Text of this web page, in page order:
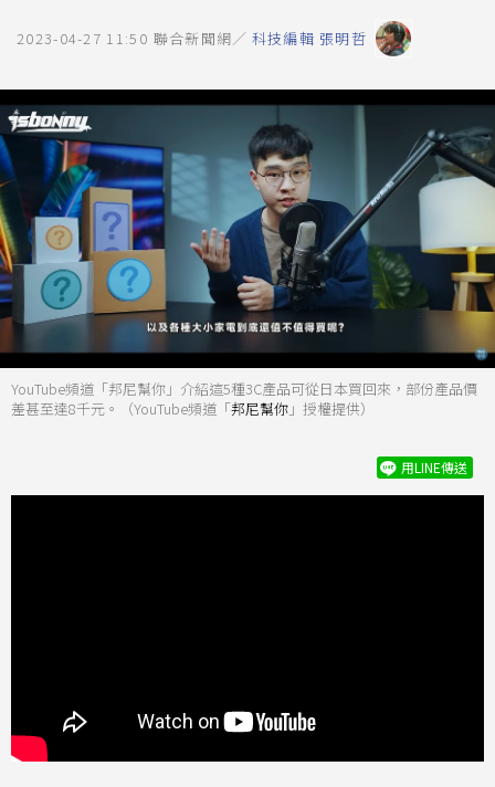
2023-04-27 11:50 聯合新聞網／ 科技編輯 張明哲
YouTube頻道「邦尼幫你」介紹這5種3C產品可從日本買回來，部份產品價
差甚至達8千元。（YouTube頻道「邦尼幫你 」授權提供）
用LINE傳送